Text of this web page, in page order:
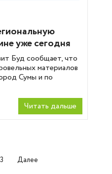
уже сегодня
Буд сообщает, что
материалов
Сумы и по
Читать дальше
3 Далее